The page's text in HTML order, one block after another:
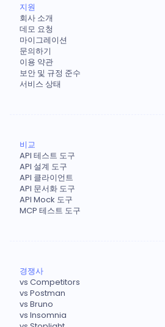
지원
회사 소개
데모 요청
마이그레이션
문의하기
이용 약관
보안 및 규정 준수
서비스 상태
비교
API 테스트 도구
API 설계 도구
API 클라이언트
API 문서화 도구
API Mock 도구
MCP 테스트 도구
경쟁사
vs Competitors
vs Postman
vs Bruno
vs Insomnia